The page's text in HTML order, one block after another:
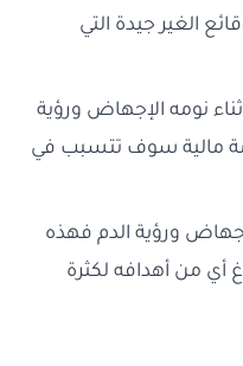
الغير جيدة التي
نومه الإجهاض ورؤية
مالية سوف تتسبب في
ورؤية الدم فهذه
أي من أهدافه لكثرة